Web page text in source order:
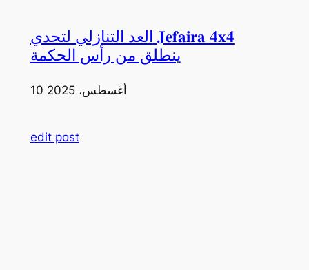
العد التنازلي لتحدي 𝐉𝐞𝐟𝐚𝐢𝐫𝐚 𝟒𝐱𝟒
ينطلق من رأس الحكمة
10 أغسطس، 2025
edit post